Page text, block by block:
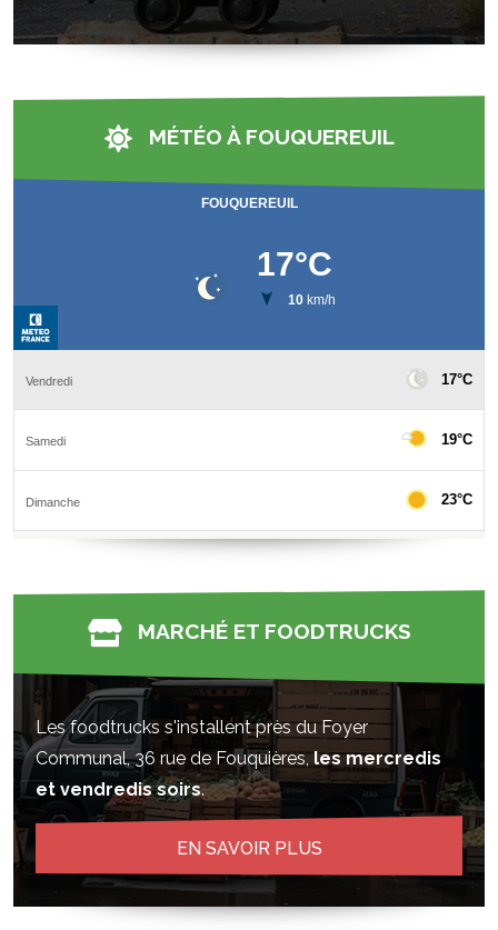
MÉTÉO À FOUQUEREUIL
MARCHÉ ET FOODTRUCKS
Les foodtrucks s'installent près du Foyer
Communal, 36 rue de Fouquières,les mercredis
et vendredis soirs.
EN SAVOIR PLUS